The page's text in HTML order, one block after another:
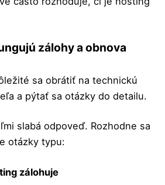
zálohy a obnova
sa obrátiť na technickú
a pýtať sa otázky do detailu.
slabá odpoveď. Rozhodne sa
otázky typu:
zálohuje